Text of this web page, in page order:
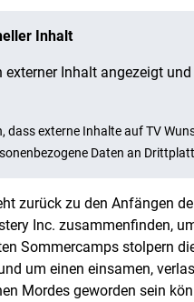
zurück zu den Anfängen
Inc. zusammenfinden,
Sommercamps stolpern
um einen einsamen,
Mordes geworden sein